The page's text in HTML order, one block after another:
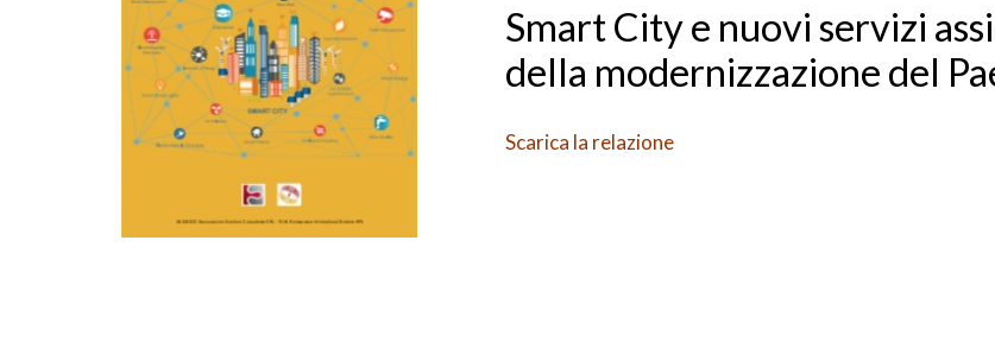
Smart City e nuovi servizi
della modernizzazione del
Scarica la relazione